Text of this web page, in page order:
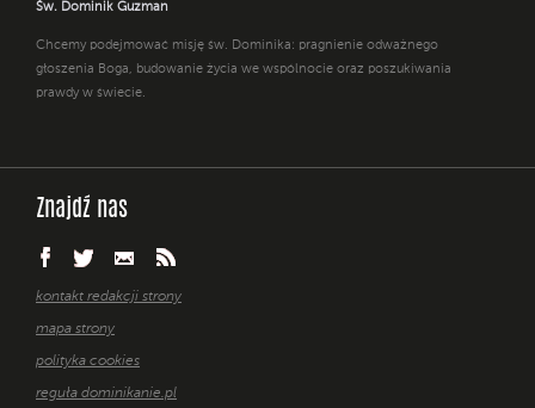
Św. Dominik Guzman
Chcemy podejmować misję św. Dominika: pragnienie odważnego
głoszenia Boga, budowanie życia we wspólnocie oraz poszukiwania
prawdy w świecie.
Znajdź nas
kontakt redakcji strony
mapa strony
polityka cookies
reguła dominikanie.pl